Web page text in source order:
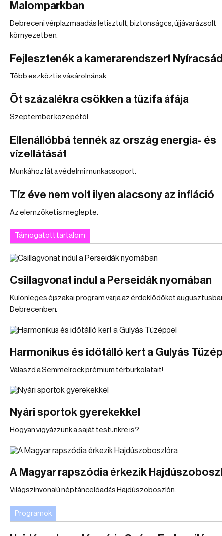
Malomparkban
Debreceni vérplazmaadás letisztult, biztonságos, újjávarázsolt
környezetben.
Fejlesztenék a kamerarendszert
Több eszközt is vásárolnának.
Öt százalékra csökken a tűzifa áfája
Szeptember közepétől.
Ellenállóbbá tennék az ország energia- és
vízellátását
Munkához lát a védelmi munkacsoport.
Tíz éve nem volt ilyen alacsony az infláció
Az elemzőket is meglepte.
Támogatott tartalom
Csillagvonat indul a Perseidák nyomában
Különleges éjszakai program várja az érdeklődőket
Debrecenben.
Harmonikus és időtálló kert a Gulyás
Válaszd a Semmelrock prémium térburkolatait!
Nyári sportok gyerekekkel
Hogyan vigyázzunk a saját testünkre is?
A Magyar rapszódia érkezik
Világszínvonalú néptáncelőadás Hajdúszoboszlón.
Programok